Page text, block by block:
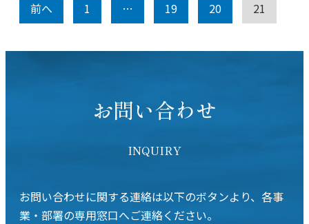
前へ 1 … 19 20 21
お問い合わせ
INQUIRY
お問い合わせに関する連絡は以下のボタンより、各事
業・部署の専用窓口へご連絡ください。